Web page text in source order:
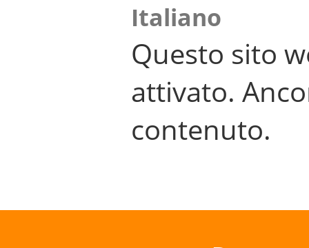
Italiano
Questo sito
attivato.
contenuto.